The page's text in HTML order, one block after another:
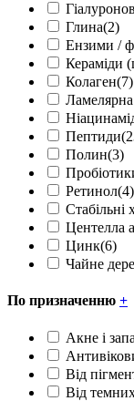
Глина(2)
Ензими /
Кераміди
Колаген(7)
Пептиди
Полин(3)
Ретинол(4)
Стабільні
Центелла
Цинк(6)
Чайне
По призначенню +
Акне і
Від
Від